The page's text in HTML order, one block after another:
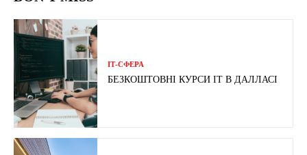
ІТ-СФЕРА
БЕЗКОШТОВНІ КУРСИ IT В ДАЛЛАСІ